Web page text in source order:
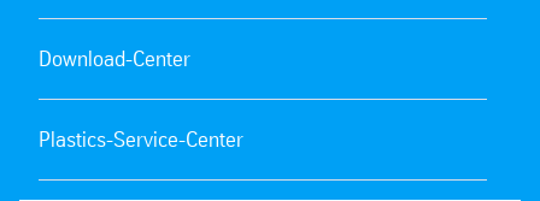
Download-Center
Plastics-Service-Center